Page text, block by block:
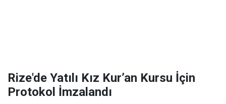
Rize'de Yatılı Kız Kur’an Kursu İçin
Protokol İmzalandı